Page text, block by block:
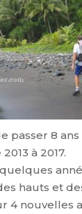
passer 8 ans
à 2017.
quelques
hauts et
4 nouvelles